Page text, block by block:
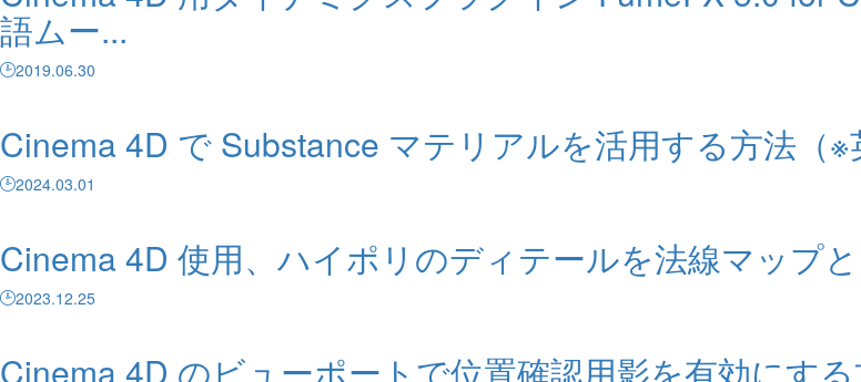
語ムー...
2019.06.30
Cinema 4D で Substance マテリアルを活用する方法（※
2024.03.01
Cinema 4D 使用、ハイポリのディテールを法線マップ
2023.12.25
Cinema 4D のビューポートで位置確認用影を有効にする